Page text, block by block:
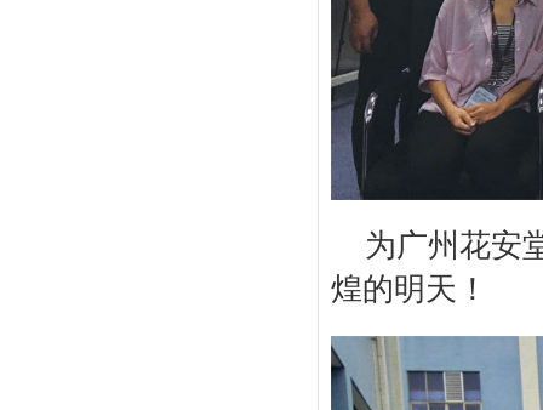
为广州花安
煌的明天！